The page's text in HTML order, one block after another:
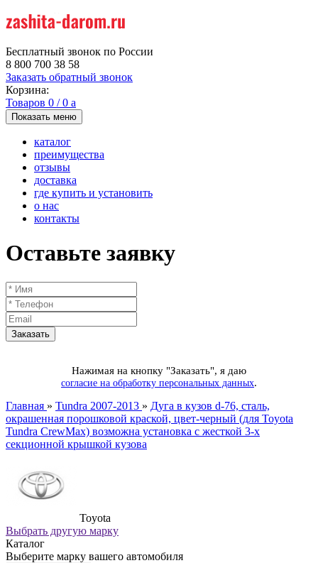
Бесплатный звонок по России
8 800 700 38 58
Заказать обратный звонок
Корзина:
Товаров 0 /0 a
Показать меню
каталог
преимущества
отзывы
доставка
где купить и установить
о нас
контакты
Оставьте заявку
Нажимая на кнопку "Заказать", я даю
согласие на обработку персональных данных.
Главная » Tundra 2007-2013 » Дуга в кузов d-76, сталь,
окрашенная порошковой краской, цвет-черный (для Toyota
Tundra CrewMax) возможна установка с жесткой 3-х
секционной крышкой кузова
Toyota
Выбрать другую марку
Каталог
Выберите марку вашего автомобиля